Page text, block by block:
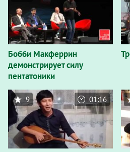
Бобби Макферрин
демонстрирует силу
пентатоники
9 01:16